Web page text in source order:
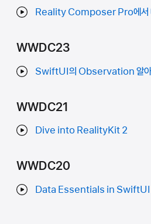
Reality Composer Pro에서
WWDC23
SwiftUI의 Observation 알아
WWDC21
Dive into RealityKit 2
WWDC20
Data Essentials in SwiftUI